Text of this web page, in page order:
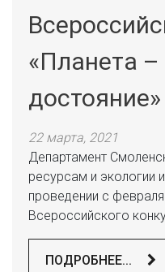
«Планета
достояние»
22 марта, 2021
Департамент
ресурсам и экологии
проведении с
Всероссийского
ПОДРОБНЕЕ...